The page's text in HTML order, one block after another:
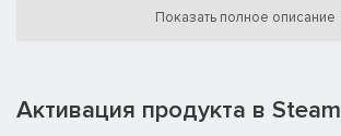
подогреет ваше любопытство и заставит с
Обычное домашнее утро перетекло в не
Показать полное описание
Активация продукта в Steam